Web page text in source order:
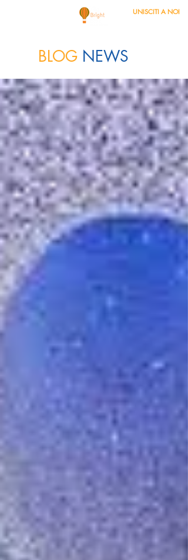
UNISCITI A NOI
BLOG NEWS